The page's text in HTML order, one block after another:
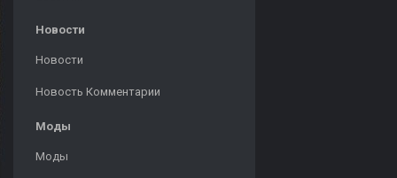
Новости
Новости
Новость Комментарии
Моды
Моды